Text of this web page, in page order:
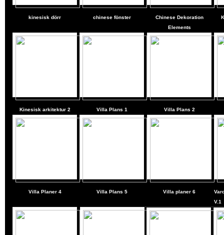
kinesisk dörr chinese fönster
Chinese Dekoration
Elements
Kinesisk arkitektur 2 Villa Plans 1 Villa Plans 2
Villa Planer4 Villa Plans 5 Villa planer 6
V.1